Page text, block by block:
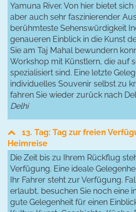
Yamuna River. Von hier bietet
aber auch sehr faszinierender
berühmteste Sehenswürdigkeit
genaueren Einblick in die Kunst
Sie am Taj Mahal bewundern
Workshop mit Künstlern, die auf
spezialisiert sind. Eine letzte
individuelles Souvenir selbst zu
fahren Sie wieder zurück nach
Delhi
13. Tag: Tag zur freien
Heimreise
Die Zeit bis zu Ihrem Rückflug
Verfügung. Eine ideale
Ihr Fahrer steht zur Verfügung.
erlaubt, besuchen Sie noch eine
gute Gelegenheit für einen